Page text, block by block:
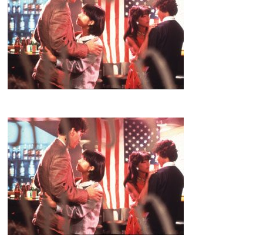
は
こ
の
街
で